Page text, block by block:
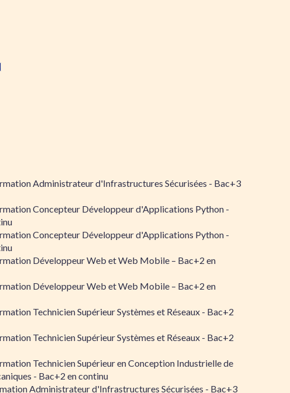
Administrateur d'Infrastructures Sécurisées - Bac+3
Concepteur Développeur d'Applications Python -
Concepteur Développeur d'Applications Python -
Développeur Web et Web Mobile – Bac+2 en
Développeur Web et Web Mobile – Bac+2 en
Technicien Supérieur Systèmes et Réseaux - Bac+2
Technicien Supérieur Systèmes et Réseaux - Bac+2
Technicien Supérieur en Conception Industrielle de
- Bac+2 en continu
Administrateur d'Infrastructures Sécurisées - Bac+3